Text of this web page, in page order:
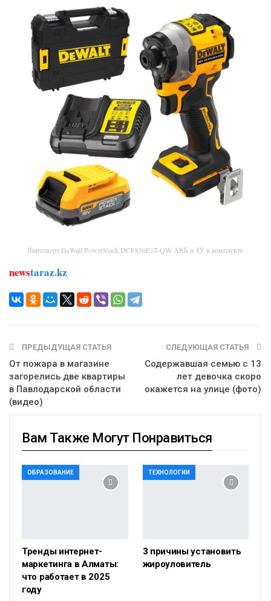
Винтоверт DeWalt PowerStack DCF850E1T-QW АКБ и ЗУ в комплекте
newstaraz.kz
ПРЕДЫДУЩАЯ СТАТЬЯ
От пожара в магазине
загорелись две квартиры
в Павлодарской области
(видео)
СЛЕДУЮЩАЯ СТАТЬЯ
Содержавшая семью с 13
лет девочка скоро
окажется на улице (фото)
Вам Также Могут Понравиться
ОБРАЗОВАНИЕ
Тренды интернет-
маркетинга в Алматы:
что работает в 2025
году
ТЕХНОЛОГИИ
3 причины установить
жироуловитель